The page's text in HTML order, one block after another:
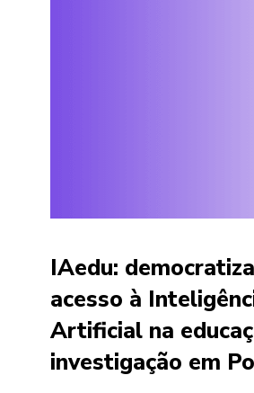
IAedu:
acesso à
Artificial na
investigação em